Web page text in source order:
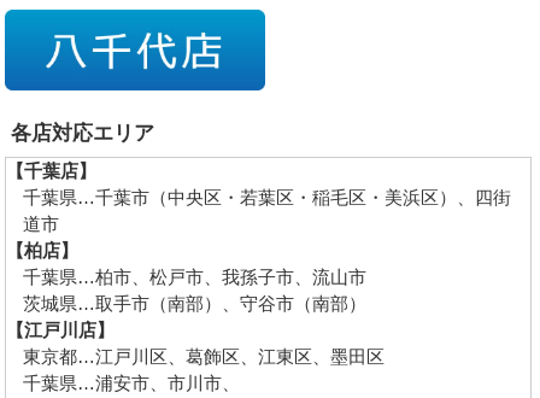
各店対応エリア
【千葉店】
千葉県…千葉市（中央区・若葉区・稲毛区・美浜区）、四街
道市
【柏店】
千葉県…柏市、松戸市、我孫子市、流山市
茨城県…取手市（南部）、守谷市（南部）
【江戸川店】
東京都…江戸川区、葛飾区、江東区、墨田区
千葉県…浦安市、市川市、